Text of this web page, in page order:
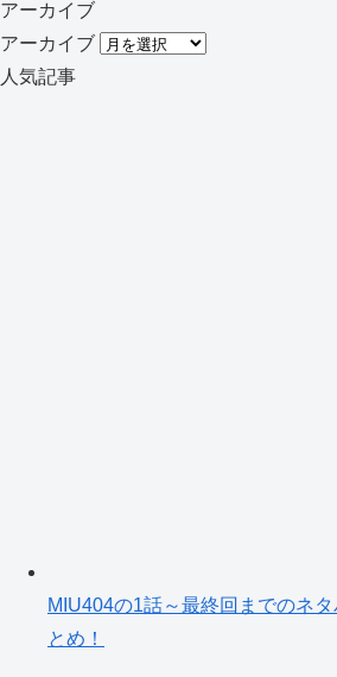
アーカイブ
アーカイブ
人気記事
MIU404の1話～最終回までのネ
とめ！